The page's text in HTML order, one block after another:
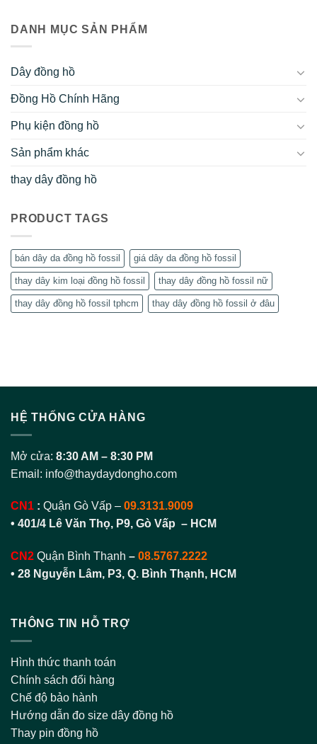
DANH MỤC SẢN PHẨM
Dây đồng hồ
Đồng Hồ Chính Hãng
Phụ kiện đồng hồ
Sản phẩm khác
thay dây đồng hồ
PRODUCT TAGS
bán dây da đồng hồ fossil giá dây da đồng hồ fossil
thay dây kim loại đồng hồ fossil thay dây đồng hồ fossil nữ
thay dây đồng hồ fossil tphcm thay dây đồng hồ fossil ở đâu
HỆ THỐNG CỬA HÀNG
Mở cửa: 8:30 AM – 8:30 PM
Email: info@thaydaydongho.com
CN1 : Quận Gò Vấp – 09.3131.9009
• 401/4 Lê Văn Thọ, P9, Gò Vấp – HCM
CN2 Quận Bình Thạnh – 08.5767.2222
• 28 Nguyễn Lâm, P3, Q. Bình Thạnh, HCM
THÔNG TIN HỖ TRỢ
Hình thức thanh toán
Chính sách đổi hàng
Chế độ bảo hành
Hướng dẫn đo size dây đồng hồ
Thay pin đồng hồ